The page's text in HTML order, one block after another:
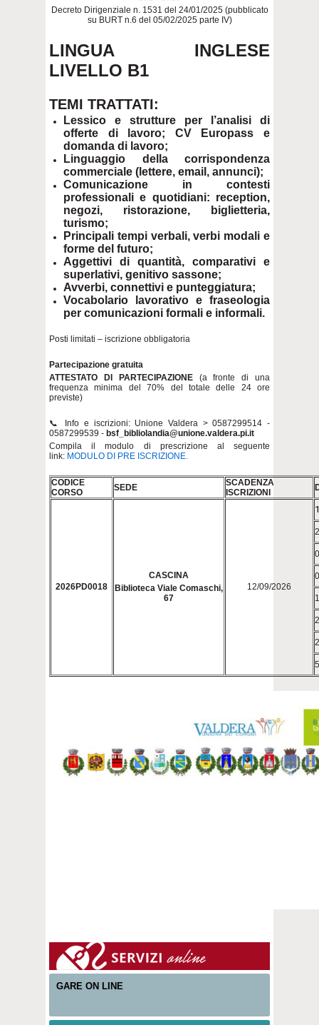
Decreto Dirigenziale n. 1531 del 24/01/2025 (pubblicato
su BURT n.6 del 05/02/2025 parte IV)
LINGUA INGLESE
LIVELLO B1
TEMI TRATTATI:
Lessico e strutture per l’analisi di
offerte di lavoro; CV Europass e
domanda di lavoro;
Linguaggio della corrispondenza
commerciale (lettere, email, annunci);
Comunicazione in contesti
professionali e quotidiani: reception,
negozi, ristorazione, biglietteria,
turismo;
Principali tempi verbali, verbi modali e
forme del futuro;
Aggettivi di quantità, comparativi e
superlativi, genitivo sassone;
Avverbi, connettivi e punteggiatura;
Vocabolario lavorativo e fraseologia
per comunicazioni formali e informali.
Posti limitati – iscrizione obbligatoria
Partecipazione gratuita
ATTESTATO DI PARTECIPAZIONE (a fronte di una
frequenza minima del 70% del totale delle 24 ore
previste)
📞 Info e iscrizioni: Unione Valdera > 0587299514 -
0587299539 - bsf_bibliolandia@unione.valdera.pi.it
Compila il modulo di prescrizione al seguente
link: MODULO DI PRE ISCRIZIONE.
CODICE
CORSO
SEDE
SCADENZA
ISCRIZIONI
2026PD0018
CASCINA
Biblioteca Viale Comaschi,
67
12/09/2026
GARE ON LINE